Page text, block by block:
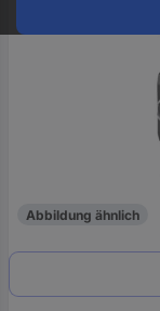
Abbildung ähnlich